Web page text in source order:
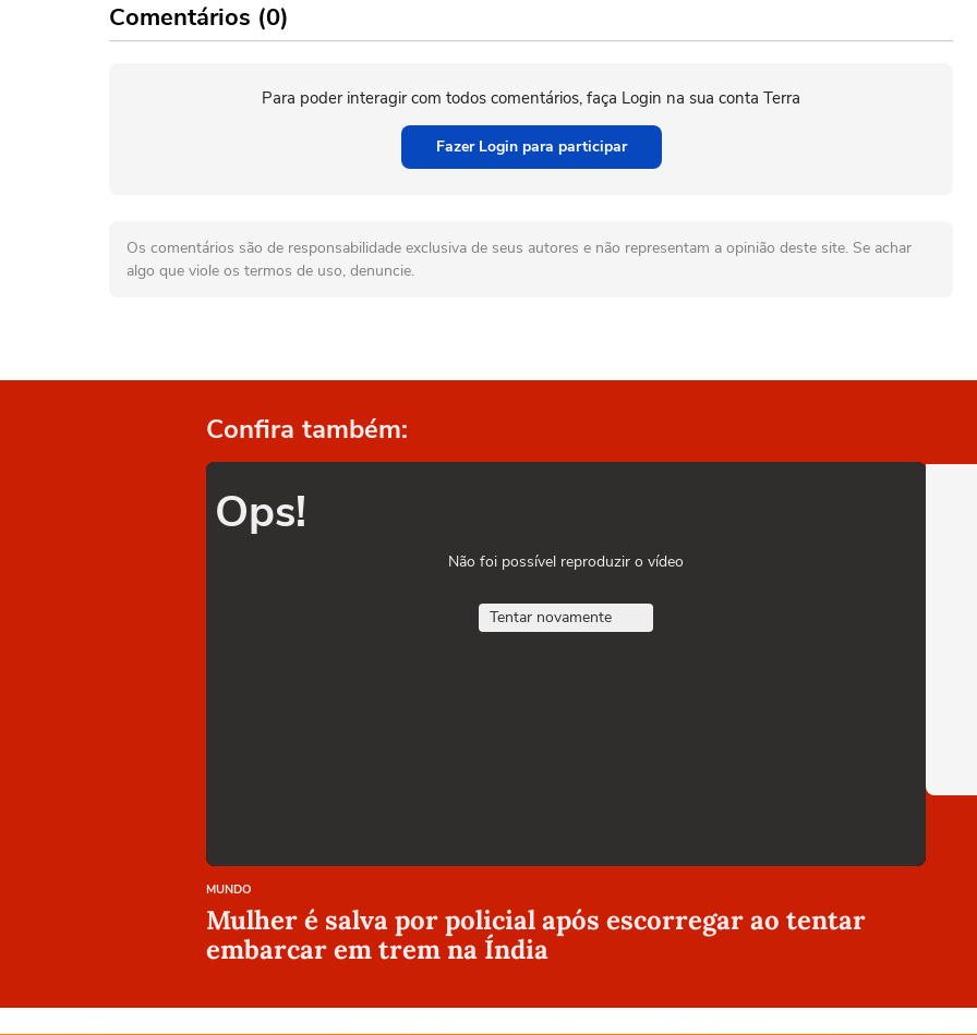
Comentários (0)
Para poder interagir com todos comentários, faça Login na sua conta Terra
Fazer Login para participar
Os comentários são de responsabilidade exclusiva de seus autores e não representam a opinião deste site. Se achar
algo que viole os termos de uso, denuncie.
Confira também:
Ops!
Não foi possível reproduzir o vídeo
Tentar novamente
MUNDO
Mulher é salva por policial após escorregar ao tentar
embarcar em trem na Índia